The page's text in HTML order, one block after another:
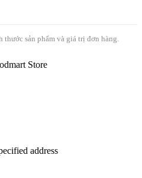
sản phẩm và giá trị đơn hàng.
Store
address